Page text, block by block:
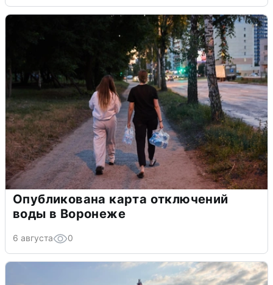
Опубликована карта отключений
воды в Воронеже
6 августа 0